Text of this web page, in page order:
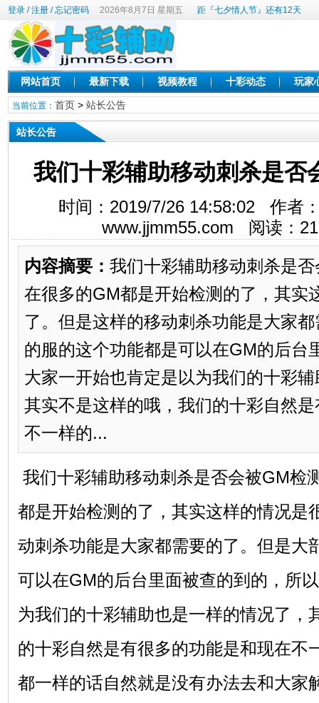
登录/注册/忘记密码 2026年8月7日 星期五 距『七夕情人节』还有12天
网站首页 最新下载 视频教程 十彩动态 玩家
当前位置： 首页> 站长公告
站长公告
我们十彩辅助移动刺杀是否
时间：2019/7/26 14:58:02 作者
www.jjmm55.com 阅读：
内容摘要： 我们十彩辅助移动刺杀是
在很多的GM都是开始检测的了，其实
了。但是这样的移动刺杀功能是大家
的服的这个功能都是可以在GM的后台
大家一开始也肯定是以为我们的十彩
其实不是这样的哦，我们的十彩自然
不一样的...
我们十彩辅助移动刺杀是否会被GM检
都是开始检测的了，其实这样的情况是
动刺杀功能是大家都需要的了。但是大
可以在GM的后台里面被查的到的，所
为我们的十彩辅助也是一样的情况了，
的十彩自然是有很多的功能是和现在不
都一样的话自然就是没有办法去和大家